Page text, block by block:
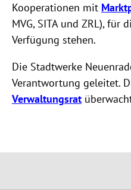
Kooperationen mit
MVG, SITA und ZRL),
Verfügung stehen.
Die Stadtwerke
Verantwortung geleitet.
Verwaltungsrat